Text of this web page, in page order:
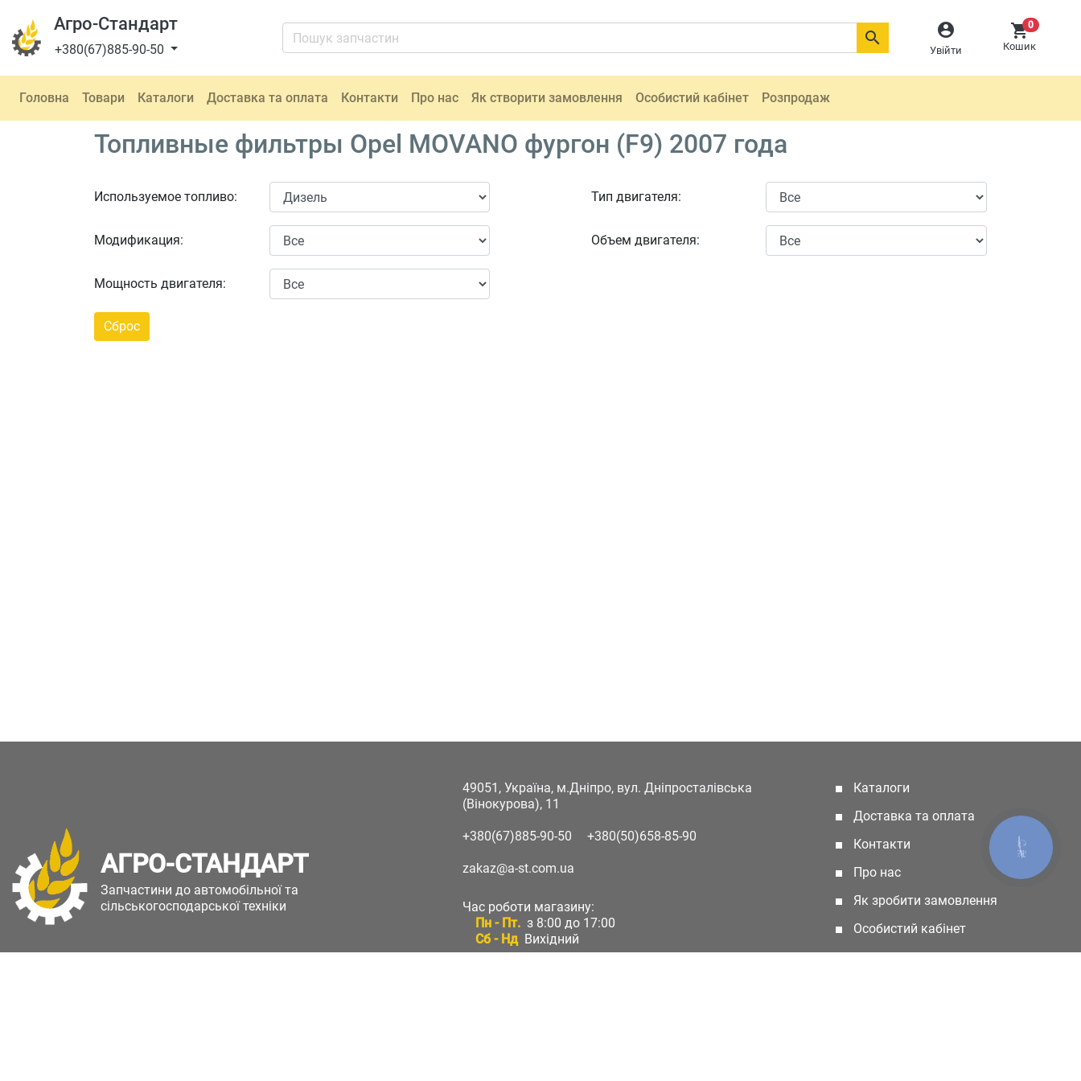
Агро-Стандарт
+380(67)885-90-50

Увійти
0
Кошик

Головна Товари Каталоги Доставка та оплата Контакти Про нас Як створити замовлення Особистий кабінет Розпродаж
Топливные фильтры Opel MOVANO фургон (F9) 2007 года
Используемое топливо:
Модификация:
Мощность двигателя:
Тип двигателя:
Объем двигателя:
АГРО-СТАНДАРТ
Запчастини до автомобільної та
сільськогосподарської техніки
49051, Україна, м.Дніпро, вул. Дніпросталівська
(Вінокурова), 11
+380(67)885-90-50 +380(50)658-85-90
zakaz@a-st.com.ua
Час роботи магазину:
Пн - Пт. з 8:00 до 17:00
Сб - Нд Вихідний
Каталоги
Доставка та оплата
Контакти
Про нас
Як зробити замовлення
Особистий кабінет
КНОПКА
ЗВ'ЯЗКУ